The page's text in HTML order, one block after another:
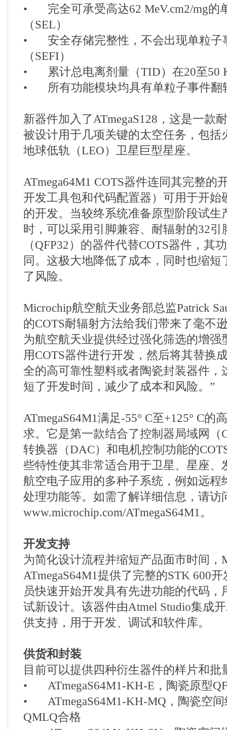
•
完全可承受高达62 MeV.cm2/mg的
（SEL）
•
安全存储完整性，不会出现单粒子
（SEFI）
•
累计总电离剂量（TID）在20至50
•
所有功能模块均具有单粒子事件翻
新器件加入了ATmegaS128，这是一款
被设计用于几项关键的太空任务，包括
地球低轨（LEO）卫星巨型星座。
ATmega64M1 COTS器件连同其完整的
开发工具包和代码配置器）可用于开始
的开发。当较终系统准备原型阶段试生
时，可以采用引脚兼容、耐辐射的32引
（QFP32）的器件代替COTS器件，其
同。这极大地降低了成本，同时也缩短
了风险。
Microchip航空航天业务部总监Patrick
的COTS耐辐射方法给我们带来了毫不
为航空航天业提供经过强化筛选的增强
用COTS器件进行开发，然后将其替换
全的高可靠性塑料或者陶瓷封装器件，
短了开发时间，减少了成本和风险。”
ATmegaS64M1满足-55° C至+125° C的
求。它是第一款结合了控制器局域网（
转换器（DAC）和电机控制功能的
些特性使其非常适合用于卫星、星座、
航空电子应用的多种子系统，例如远程
处理功能等。如需了解详细信息，请访
www.microchip.com/ATmegaS64M1。
开发支持
为简化设计流程并缩短产品面市时间，
ATmegaS64M1提供了完整的STK 600
员快速开始开发具有先进功能的代码，
试新设计。该器件由Atmel Studio集成
供支持，用于开发、调试和软件库。
供货和封装
目前可以提供四种衍生器件的样片和
•
ATmegaS64M1-KH-E，陶瓷原型
•
ATmegaS64M1-KH-MQ，陶瓷空
QMLQ合格